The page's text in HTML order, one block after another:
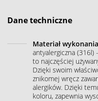
Dane techniczne
Materiał
antyalergiczna (316l)
to najczęściej
Dzięki swoim
znikomej wręcz
alergików. Dzięki
koloru, zapewnia